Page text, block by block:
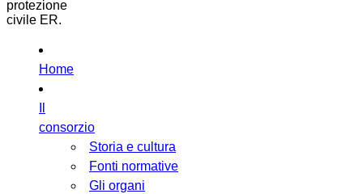
protezione
civile ER.
Home
consorzio
Storia e cultura
Fonti normative
Gli organi